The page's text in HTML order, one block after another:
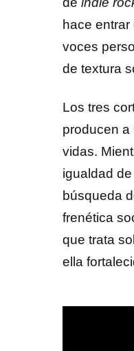
hace
voces
de textura
Los tres
producen a
vidas.
igualdad
búsqueda
frenética
que trata
ella